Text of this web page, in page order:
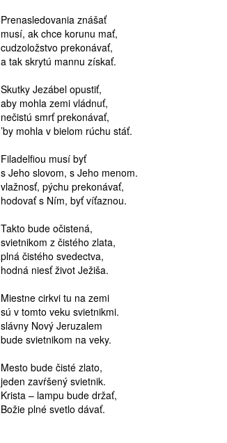
Prenasledovania znášať
musí, ak chce korunu mať,
cudzoložstvo prekonávať,
a tak skrytú mannu získať.
Skutky Jezábel opustiť,
aby mohla zemi vládnuť,
nečistú smrť prekonávať,
’by mohla v bielom rúchu stáť.
Filadelfiou musí byť
s Jeho slovom, s Jeho menom.
vlažnosť, pýchu prekonávať,
hodovať s Ním, byť víťaznou.
Takto bude očistená,
svietnikom z čistého zlata,
plná čistého svedectva,
hodná niesť život Ježiša.
Miestne cirkvi tu na zemi
sú v tomto veku svietnikmi.
slávny Nový Jeruzalem
bude svietnikom na veky.
Mesto bude čisté zlato,
jeden zavŕšený svietnik.
Krista – lampu bude držať,
Božie plné svetlo dávať.